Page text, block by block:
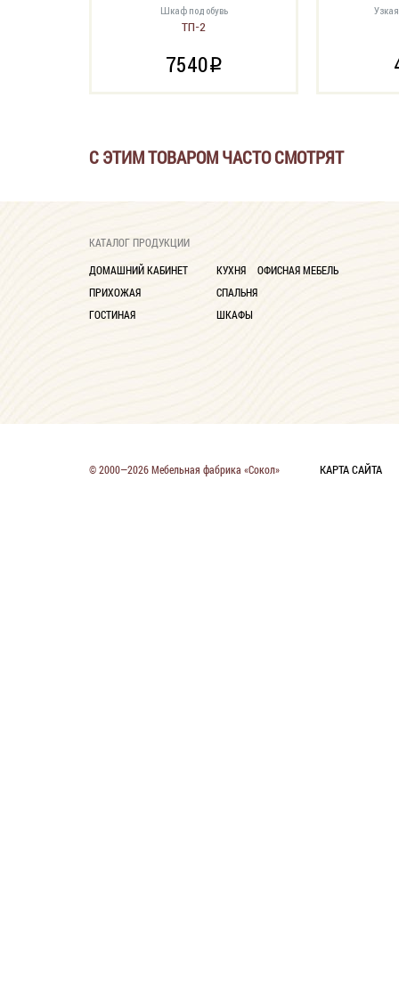
Шкаф под обувь
ТП-2
7540i
С ЭТИМ ТОВАРОМ ЧАСТО СМОТРЯТ
КАТАЛОГ ПРОДУКЦИИ
ДОМАШНИЙ КАБИНЕТ
ПРИХОЖАЯ
ГОСТИНАЯ
КУХНЯ
СПАЛЬНЯ
ШКАФЫ
ОФИСНАЯ МЕБЕЛЬ
© 2000—2026 Мебельная фабрика «Сокол» КАРТА САЙТА